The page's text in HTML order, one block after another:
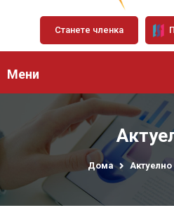
Станете членка
Мени
Дома Актуелно